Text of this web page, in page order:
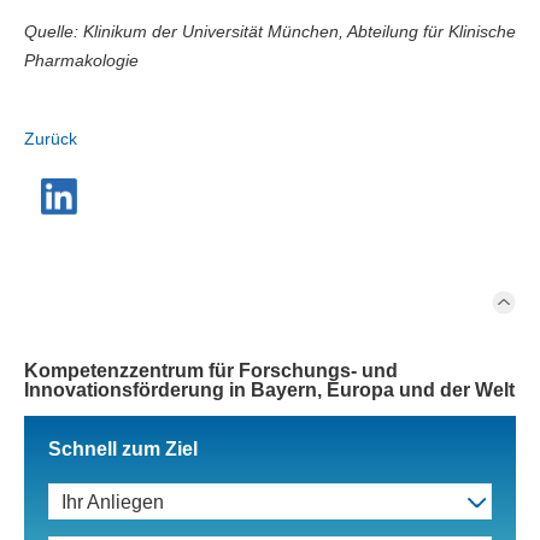
Quelle: Klinikum der Universität München, Abteilung für Klinische
Pharmakologie
Zurück
Kompetenzzentrum für Forschungs- und
Innovationsförderung in Bayern, Europa und der Welt
Schnell zum Ziel
Ihr Anliegen